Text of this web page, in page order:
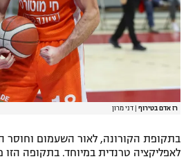
המגזין
רז אדם בטירוף דני מרון
בתקופת הקורונה, לאור השעמום וחוסר
לאפליקציה טרנדית במיוחד. בתקופה הזו